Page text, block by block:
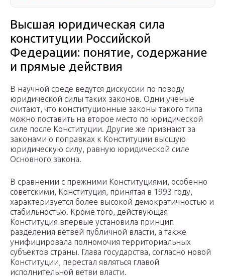
Высшая юридическая сила
конституции Российской
Федерации: понятие, содержание
и прямые действия
В научной среде ведутся дискуссии по поводу
юридической силы таких законов. Одни ученые
считают, что конституционные законы такого типа
можно поставить на второе место по юридической
силе после Конституции. Другие же признают за
законами о поправках к Конституции высшую
юридическую силу, равную юридической силе
Основного закона.
В сравнении с прежними Конституциями, особенно
советскими, Конституция, принятая в 1993 году,
характеризуется более высокой демократичностью и
стабильностью. Кроме того, действующая
Конституция впервые установила принцип
разделения ветвей публичной власти, а также
унифицировала полномочия территориальных
субъектов страны. Глава государства, согласно новой
Конституции, перестал являться главой
исполнительной ветви власти.